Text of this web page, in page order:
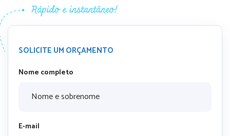
SOLICITE UM ORÇAMENTO
Nome completo
E-mail